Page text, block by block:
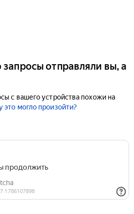
отправляли вы, а
с вашего устройства похожи на
это могло произойти?